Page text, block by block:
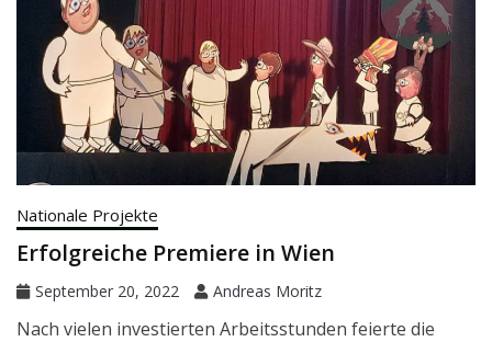
Nationale Projekte
Erfolgreiche Premiere in Wien
September 20, 2022 Andreas Moritz
Nach vielen investierten Arbeitsstunden feierte die